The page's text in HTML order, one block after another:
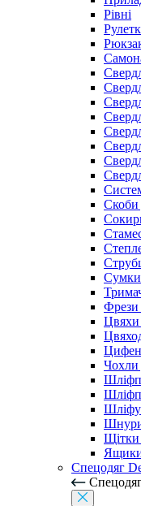
Рівні
Скоби
Сумки
Фрези
Цвяхи
Чохли
Шнури
Щітки
Ящики
Спецодяг